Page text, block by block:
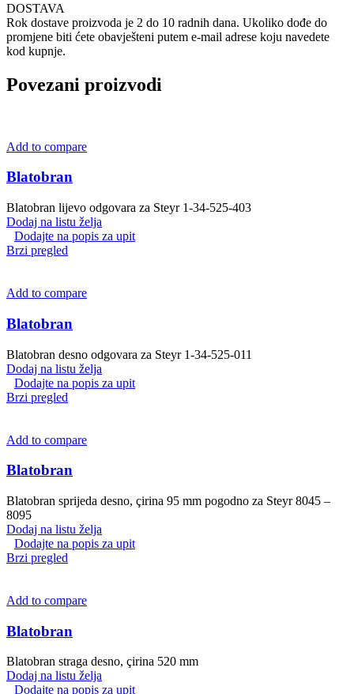
DOSTAVA
Rok dostave proizvoda je 2 do 10 radnih dana. Ukoliko dođe do
promjene biti ćete obavješteni putem e-mail adrese koju navedete
kod kupnje.
Povezani proizvodi
Add to compare
Blatobran
Blatobran lijevo odgovara za Steyr 1-34-525-403
Dodaj na listu želja
Dodajte na popis za upit
Brzi pregled
Add to compare
Blatobran
Blatobran desno odgovara za Steyr 1-34-525-011
Dodaj na listu želja
Dodajte na popis za upit
Brzi pregled
Add to compare
Blatobran
Blatobran sprijeda desno, çirina 95 mm pogodno za Steyr 8045 –
8095
Dodaj na listu želja
Dodajte na popis za upit
Brzi pregled
Add to compare
Blatobran
Blatobran straga desno, çirina 520 mm
Dodaj na listu želja
Dodajte na popis za upit